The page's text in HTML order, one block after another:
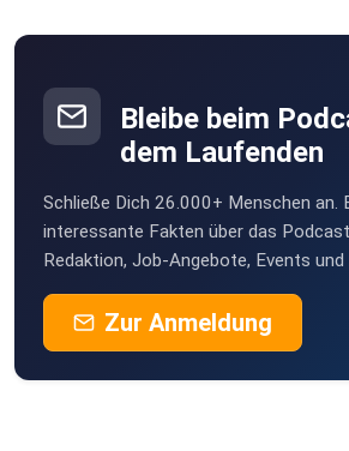
Bleibe beim
dem Laufenden
Schließe Dich 26.000+ Menschen an.
interessante Fakten über das
Redaktion, Job-Angebote, Events und
Zur Anmeldung